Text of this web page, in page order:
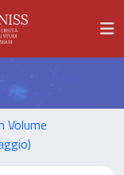
Volume